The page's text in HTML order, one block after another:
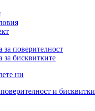
за поверителност
за бисквитките
ни
и бисквитки